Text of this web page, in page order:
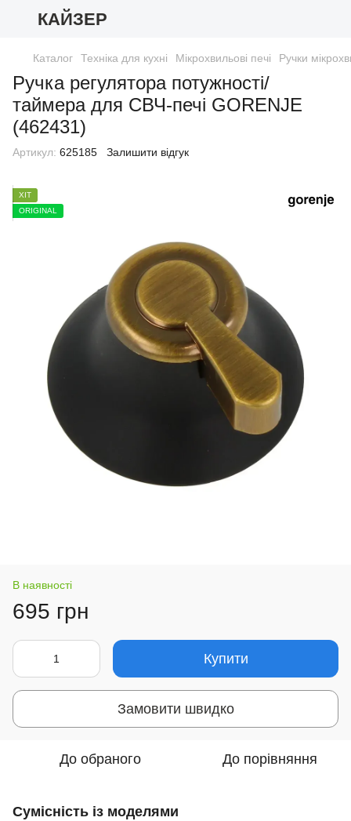
КАЙЗЕР
Каталог Техніка для кухні Мікрохвильові печі Ручки
Ручка регулятора потужності/
таймера для СВЧ-печі GORENJE
(462431)
Артикул: 625185 Залишити відгук
ХІТ
ORIGINAL
В наявності
695 грн
Купити
Замовити швидко
До обраного До порівняння
Сумісність із моделями